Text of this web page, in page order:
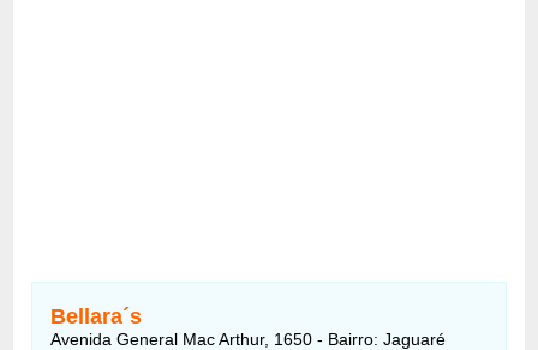
Bellara´s
Avenida General Mac Arthur, 1650 - Bairro: Jaguaré